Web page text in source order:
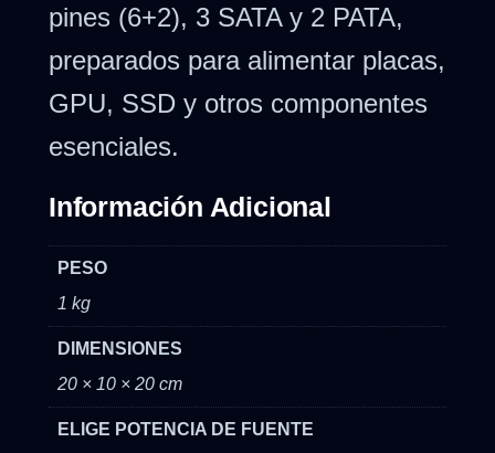
pines (6+2), 3 SATA y 2 PATA,
preparados para alimentar placas,
GPU, SSD y otros componentes
esenciales.
Información Adicional
PESO
1 kg
DIMENSIONES
20 × 10 × 20 cm
ELIGE POTENCIA DE FUENTE